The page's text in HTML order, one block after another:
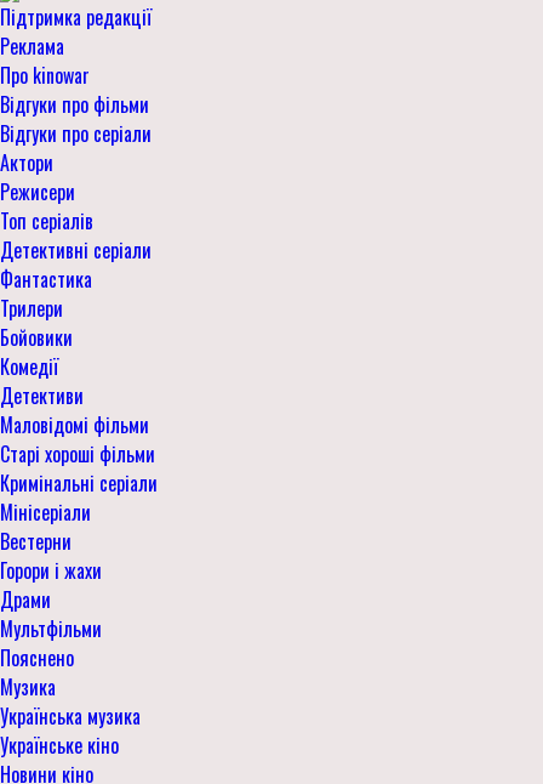
Підтримка редакції
Реклама
Про kinowar
Відгуки про фільми
Відгуки про серіали
Актори
Режисери
Топ серіалів
Детективні серіали
Фантастика
Трилери
Бойовики
Комедії
Детективи
Маловідомі фільми
Старі хороші фільми
Кримінальні серіали
Мінісеріали
Вестерни
Горори і жахи
Драми
Мультфільми
Пояснено
Музика
Українська музика
Українське кіно
Новини кіно